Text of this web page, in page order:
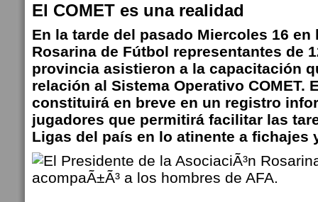
El COMET es una realidad
En la tarde del pasado Miercoles 16 en
Rosarina de Fútbol representantes de
provincia asistieron a la capacitación
relación al Sistema Operativo COMET.
constituirá en breve en un registro
jugadores que permitirá facilitar las
Ligas del país en lo atinente a fichajes